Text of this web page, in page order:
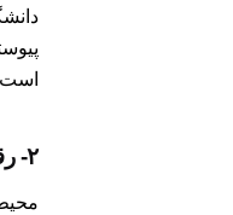
۲- رقابت و سخت‌کوشی: